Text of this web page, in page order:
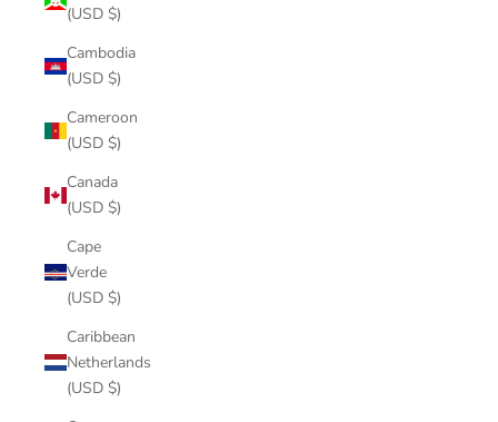
(USD $)
Cambodia
(USD $)
Cameroon
(USD $)
Canada
(USD $)
Cape
Verde
(USD $)
Caribbean
Netherlands
(USD $)